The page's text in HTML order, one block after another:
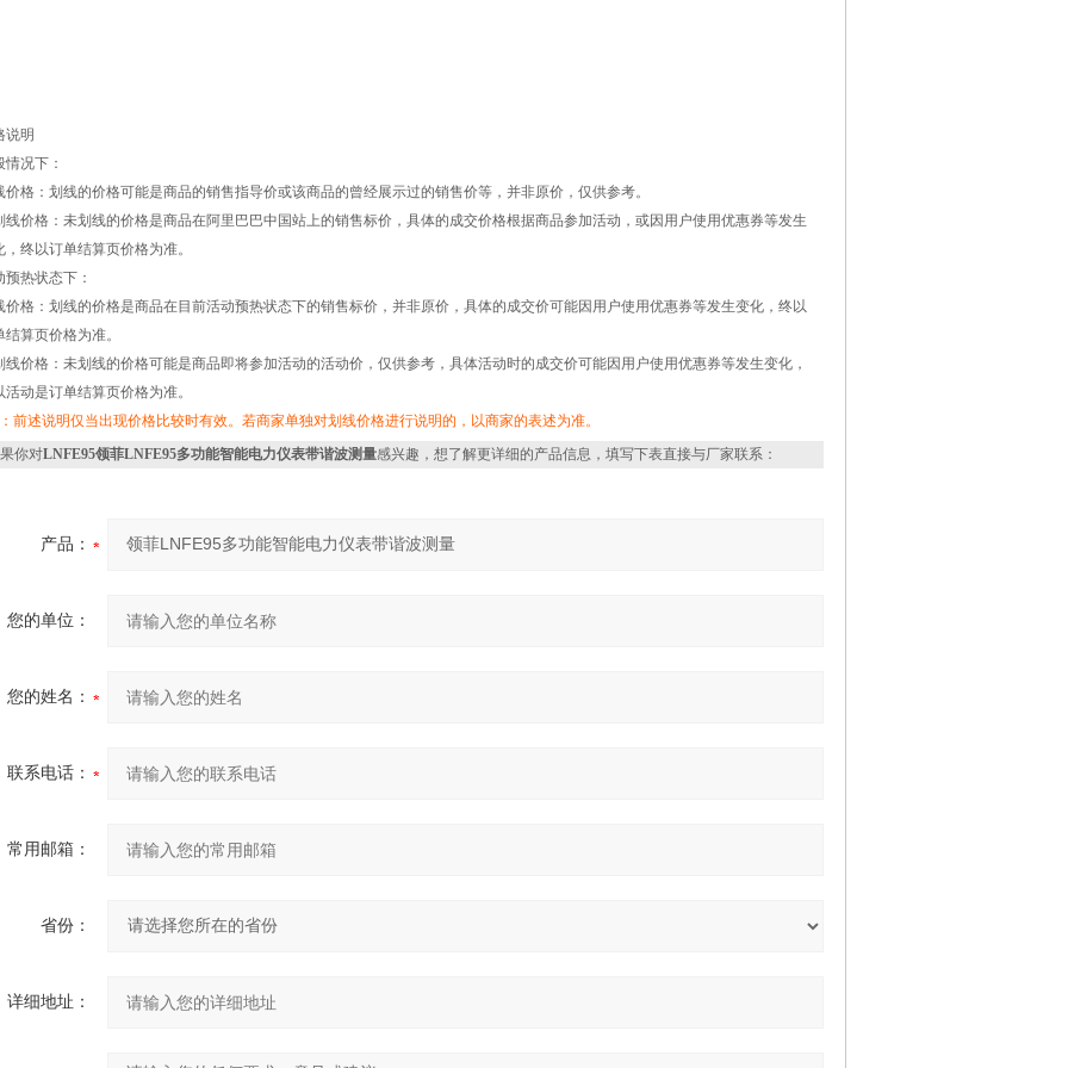
说明
情况下：
价格：划线的价格可能是商品的销售指导价或该商品的曾经展示过的销售价等，并非原价，仅供参考。
线价格：未划线的价格是商品在阿里巴巴中国站上的销售标价，具体的成交价格根据商品参加活动，或因用户使用优惠券等发生
，终以订单结算页价格为准。
预热状态下：
价格：划线的价格是商品在目前活动预热状态下的销售标价，并非原价，具体的成交价可能因用户使用优惠券等发生变化，终以
结算页价格为准。
线价格：未划线的价格可能是商品即将参加活动的活动价，仅供参考，具体活动时的成交价可能因用户使用优惠券等发生变化，
活动是订单结算页价格为准。
前述说明仅当出现价格比较时有效。若商家单独对划线价格进行说明的，以商家的表述为准。
你对LNFE95领菲LNFE95多功能智能电力仪表带谐波测量感兴趣，想了解更详细的产品信息，填写下表直接与厂家联系：
产品：
您的单位：
您的姓名：
联系电话：
常用邮箱：
省份：
详细地址：